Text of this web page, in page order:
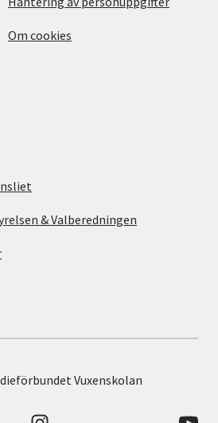
Om cookies
& Valberedningen
Vuxenskolan